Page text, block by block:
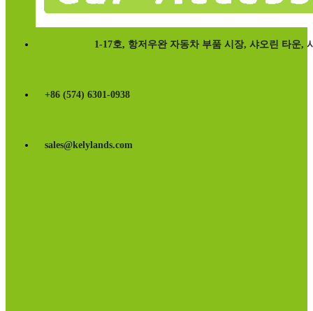
1-17호, 항저우완 자동차 부품 시장, 샤오린 타운,
+86 (574) 6301-0938
sales@kelylands.com